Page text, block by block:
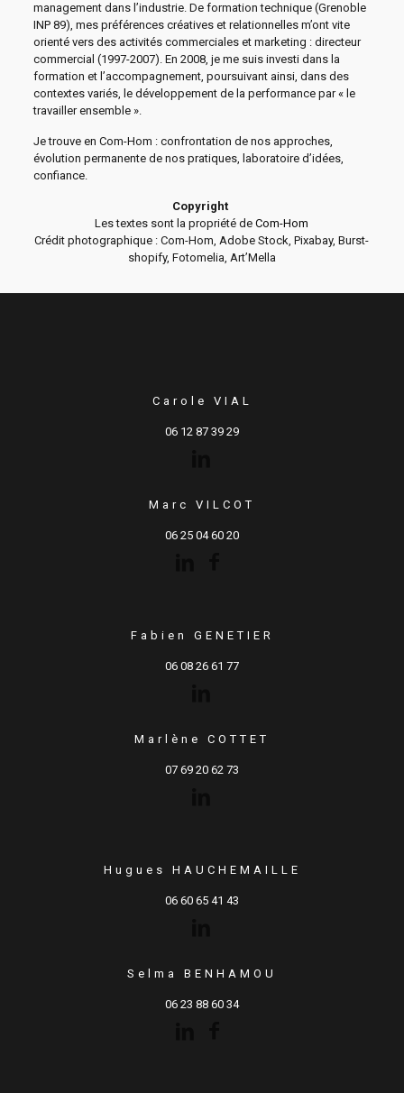
management dans l’industrie. De formation technique (Grenoble
INP 89), mes préférences créatives et relationnelles m’ont vite
orienté vers des activités commerciales et marketing : directeur
commercial (1997-2007). En 2008, je me suis investi dans la
formation et l’accompagnement, poursuivant ainsi, dans des
contextes variés, le développement de la performance par « le
travailler ensemble ».
Je trouve en Com-Hom : confrontation de nos approches,
évolution permanente de nos pratiques, laboratoire d’idées,
confiance.
Copyright
Les textes sont la propriété deCom-Hom
Crédit photographique : Com-Hom, Adobe Stock, Pixabay, Burst-
shopify, Fotomelia, Art’Mella
Carole VIAL
06 12 87 39 29
Marc VILCOT
06 25 04 60 20
Fabien GENETIER
06 08 26 61 77
Marlène COTTET
07 69 20 62 73
Hugues HAUCHEMAILLE
06 60 65 41 43
Selma BENHAMOU
06 23 88 60 34